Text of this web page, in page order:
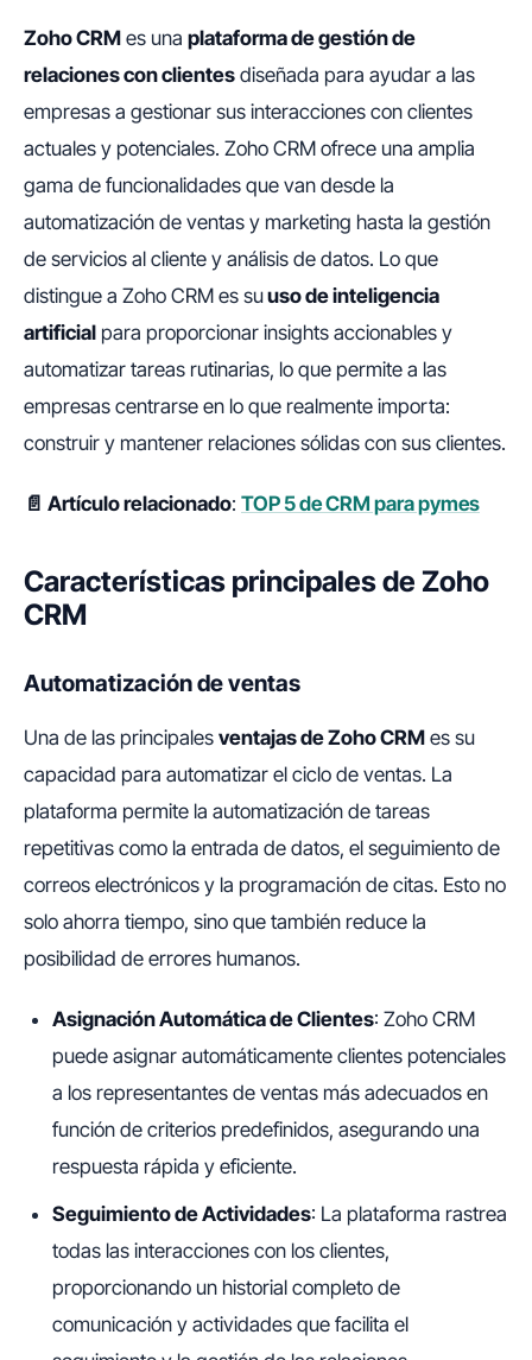
Zoho CRM es una plataforma de gestión de
relaciones con clientes diseñada para ayudar a las
empresas a gestionar sus interacciones con clientes
actuales y potenciales. Zoho CRM ofrece una amplia
gama de funcionalidades que van desde la
automatización de ventas y marketing hasta la gestión
de servicios al cliente y análisis de datos. Lo que
distingue a Zoho CRM es suuso de inteligencia
artificial para proporcionar insights accionables y
automatizar tareas rutinarias, lo que permite a las
empresas centrarse en lo que realmente importa:
construir y mantener relaciones sólidas con sus clientes.
📄 Artículo relacionado: TOP 5 de CRM para pymes
Características principales de Zoho
CRM
Automatización de ventas
Una de las principales ventajas de Zoho CRM es su
capacidad para automatizar el ciclo de ventas. La
plataforma permite la automatización de tareas
repetitivas como la entrada de datos, el seguimiento de
correos electrónicos y la programación de citas. Esto no
solo ahorra tiempo, sino que también reduce la
posibilidad de errores humanos.
Asignación Automática de Clientes: Zoho CRM
puede asignar automáticamente clientes potenciales
a los representantes de ventas más adecuados en
función de criterios predefinidos, asegurando una
respuesta rápida y eficiente.
Seguimiento de Actividades: La plataforma rastrea
todas las interacciones con los clientes,
proporcionando un historial completo de
comunicación y actividades que facilita el